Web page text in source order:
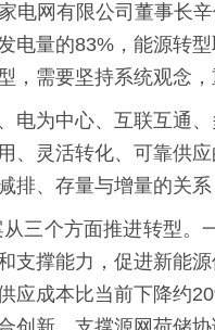
电网有限公司董事长
电量的83%，能源转
，需要坚持系统观念，
电为中心、互联互通
、灵活转化、可靠供
排、存量与增量的关
从三个方面推进转型
支撑能力，促进新能
应成本比当前下降约